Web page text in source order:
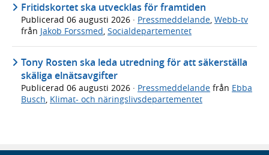
Fritidskortet ska utvecklas för framtiden
Publicerad 06 augusti 2026 · Pressmeddelande, Webb-tv
från Jakob Forssmed, Socialdepartementet
Tony Rosten ska leda utredning för att säkerställa
skäliga elnätsavgifter
Publicerad 06 augusti 2026 · Pressmeddelande från Ebba
Busch, Klimat- och näringslivsdepartementet